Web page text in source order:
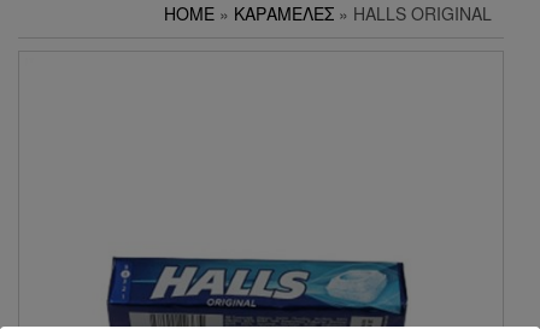
HOME » ΚΑΡΑΜΈΛΕΣ » HALLS ORIGINAL